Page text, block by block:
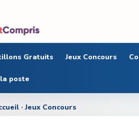
Gratuits Jeux Concours
poste
·Jeux Concours